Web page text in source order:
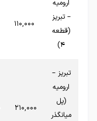
ارومیه
– تبریز
(قطعه
4)
تبریز –
ارومیه
(پل
میانگذر
210,000